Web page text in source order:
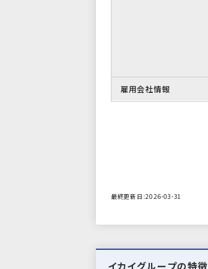
雇用会社情報
最終更新日:2026-03-31
イカイグループの特徴